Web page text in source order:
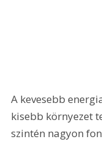
A kevesebb
kisebb környezet
szintén nagyon